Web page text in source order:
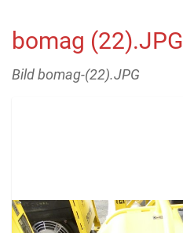
bomag (22).JPG
Bild bomag-(22).JPG